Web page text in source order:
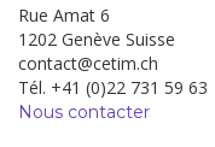
Rue Amat 6
1202 Genève Suisse
contact@cetim.ch
Tél. +41 (0)22 731 59 63
Nous contacter